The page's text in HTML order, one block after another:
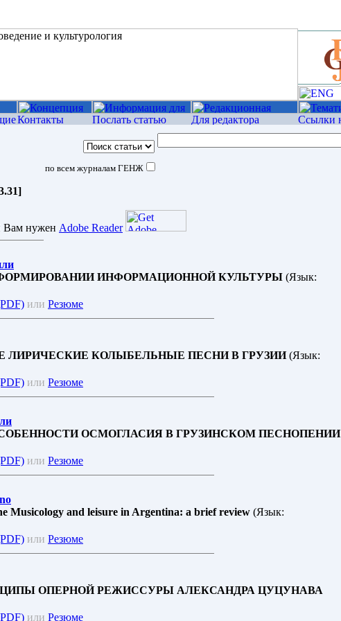
по всем журналам ГЕНЖ
Вам нужен Adobe Reader
ИНФОРМАЦИОННОЙ КУЛЬТУРЫ (Язык:
или Резюме
ЛИРИЧЕСКИЕ КОЛЫБЕЛЬНЫЕ ПЕСНИ В ГРУЗИИ(Язык:
или Резюме
ОСМОГЛАСИЯ В ГРУЗИНСКОМ ПЕСНОПЕНИИ
или Резюме
Musicology and leisure in Argentina: a brief review (Язык:
или Резюме
ОПЕРНОЙ РЕЖИССУРЫ АЛЕКСАНДРА ЦУЦУНАВА
или Резюме